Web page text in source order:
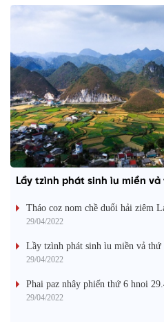
Lầy tzình phát sinh ìu miền
Tháo coz nom chề duổi hải ziêm
29/04/2022
Lầy tzình phát sinh ìu miền vả thứ
29/04/2022
Phai paz nhây phiến thứ 6 hnoi
29/04/2022